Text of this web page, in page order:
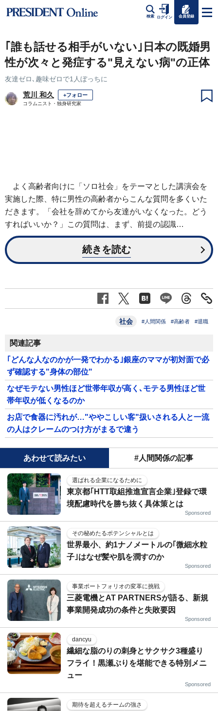
検索 ログイン 会員登録
｢誰も話せる相手がいない｣日本の既婚男
性が次々と発症する"見えない病"の正体
友達ゼロ､趣味ゼロで1人ぼっちに
荒川 和久 +フォロー
コラムニスト・独身研究家
よく高齢者向けに「ソロ社会」をテーマとした講演会を
実施した際、特に男性の高齢者からこんな質問を多くいた
だきます。「会社を辞めてから友達がいなくなった。どう
すればいいか？」この質問は、まず、前提の認識…
続きを読む
社会 #人間関係 #高齢者 #退職
関連記事
｢どんな人なのかが一発でわかる｣銀座のママが初対面で必
ず確認する"身体の部位"
なぜモテない男性ほど世帯年収が高く､モテる男性ほど世
帯年収が低くなるのか
お店で食器に汚れが…"ややこしい客"扱いされる人と一流
の人はクレームのつけ方がまるで違う
あわせて読みたい #人間関係の記事
選ばれる企業になるために
東京都｢HTT取組推進宣言企業｣登録で環
境配慮時代を勝ち抜く具体策とは
Sponsored
その秘めたるポテンシャルとは
世界最小、約1ナノメートルの｢微細水粒
子｣はなぜ髪や肌を潤すのか
Sponsored
事業ポートフォリオの変革に挑戦
三菱電機とAT PARTNERSが語る、新規
事業開発成功の条件と失敗要因
Sponsored
dancyu
繊細な脂のりの刺身とサクサク3種盛り
フライ！黒瀬ぶりを堪能できる特別メニ
ュー
Sponsored
期待を超えるチームの強さ